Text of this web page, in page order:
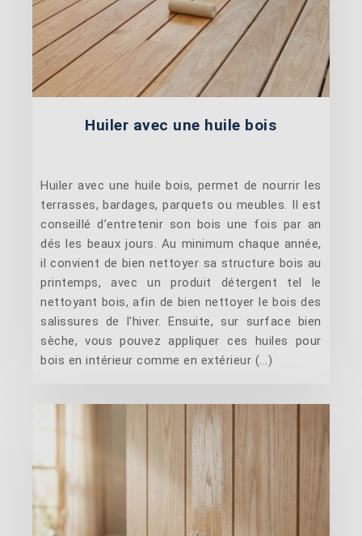
Huiler avec une huile bois
Huiler avec une huile bois, permet de nourrir les
terrasses, bardages, parquets ou meubles. Il est
conseillé d’entretenir son bois une fois par an
dés les beaux jours. Au minimum chaque année,
il convient de bien nettoyer sa structure bois au
printemps, avec un produit détergent tel le
nettoyant bois, afin de bien nettoyer le bois des
salissures de l'hiver. Ensuite, sur surface bien
sèche, vous pouvez appliquer ces huiles pour
bois en intérieur comme en extérieur (...)